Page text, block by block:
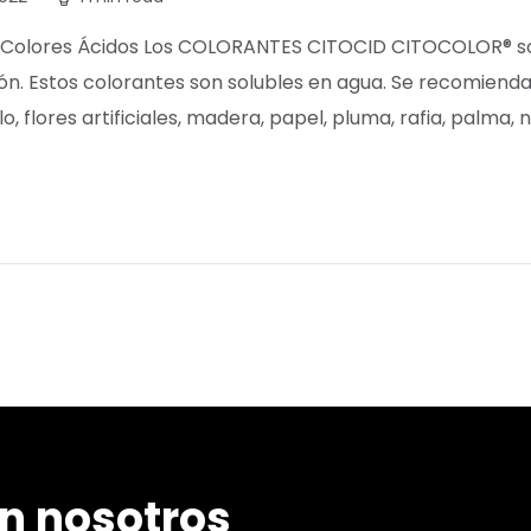
Ácidos Los COLORANTES CITOCID CITOCOLOR®
Estos colorantes son solubles en agua. Se
flores artificiales, madera, papel, pluma, rafia, palma,
nosotros